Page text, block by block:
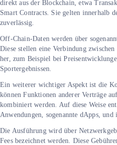
direkt aus der Blockchain, etwa
Smart Contracts. Sie gelten innerhalb
zuverlässig.
Off-Chain-Daten werden über
Diese stellen eine Verbindung
her, zum Beispiel bei
Sportergebnissen.
Ein weiterer wichtiger Aspekt ist die
können Funktionen anderer Verträge
kombiniert werden. Auf diese Weise
Anwendungen, sogenannte dApps,
Die Ausführung wird über
Fees bezeichnet werden. Diese